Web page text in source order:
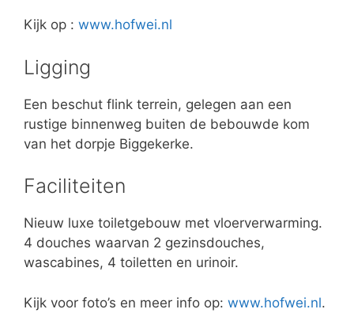
Kijk op : www.hofwei.nl
Ligging
Een beschut flink terrein, gelegen aan een
rustige binnenweg buiten de bebouwde kom
van het dorpje Biggekerke.
Faciliteiten
Nieuw luxe toiletgebouw met vloerverwarming.
4 douches waarvan 2 gezinsdouches,
wascabines, 4 toiletten en urinoir.
Kijk voor foto’s en meer info op: www.hofwei.nl.